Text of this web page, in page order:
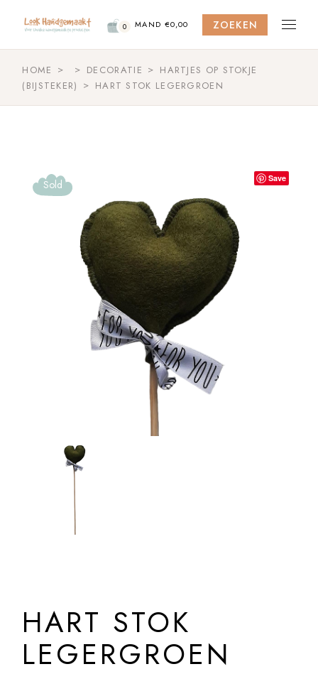
content
0 MAND €0,00 ZOEKEN
HOME DECORATIE
HARTJES OP STOKJE
(BIJSTEKER)
HART STOK LEGERGROEN
Sold Save
HART STOK
LEGERGROEN